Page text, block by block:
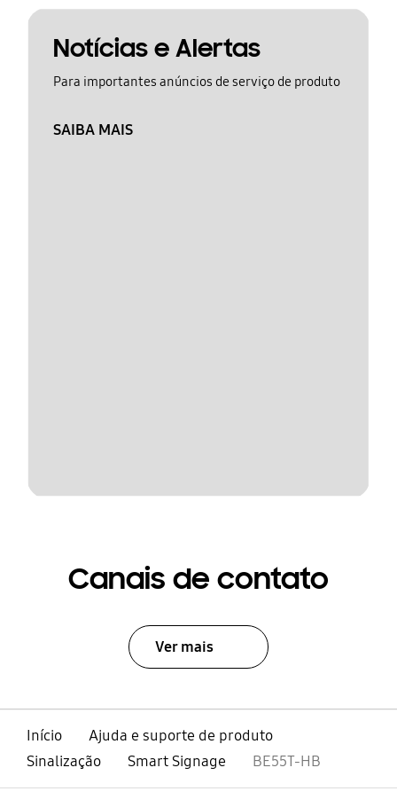
Notícias e Alertas
Para importantes anúncios de serviço de produto
SAIBA MAIS
Canais de contato
Ver mais
Início
Ajuda e suporte de produto
Sinalização
Smart Signage BE55T-HB